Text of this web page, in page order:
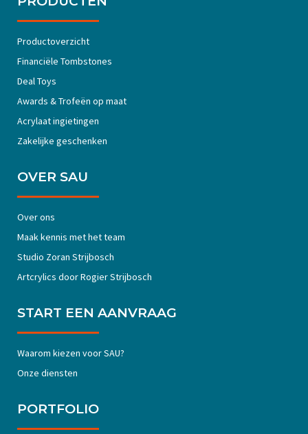
Productoverzicht
Financiële Tombstones
Deal Toys
Awards & Trofeën op maat
Acrylaat ingietingen
Zakelijke geschenken
OVER SAU
Over ons
Maak kennis met het team
Studio Zoran Strijbosch
Artcrylics door Rogier Strijbosch
START EEN AANVRAAG
Waarom kiezen voor SAU?
Onze diensten
PORTFOLIO